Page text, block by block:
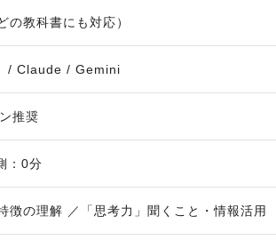
の教科書にも対応）
/ Claude / Gemini
推奨
：0分
徴の理解 ／「思考力」聞くこと・情報活用